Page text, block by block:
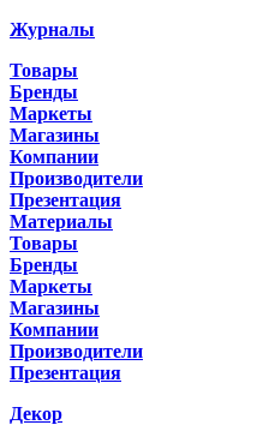
Журналы
Товары
Бренды
Маркеты
Магазины
Компании
Производители
Презентация
Материалы
Товары
Бренды
Маркеты
Магазины
Компании
Производители
Презентация
Декор